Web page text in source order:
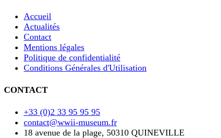
Accueil
Actualités
Contact
Mentions légales
Politique de confidentialité
Conditions Générales d'Utilisation
CONTACT
+33 (0)2 33 95 95 95
contact@wwii-museum.fr
18 avenue de la plage, 50310 QUINEVILLE